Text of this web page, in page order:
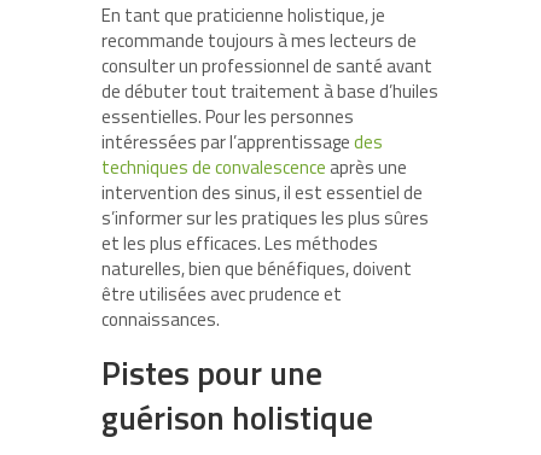
En tant que praticienne holistique, je
recommande toujours à mes lecteurs de
consulter un professionnel de santé avant
de débuter tout traitement à base d’huiles
essentielles. Pour les personnes
intéressées par l’apprentissagedes
techniques de convalescence après une
intervention des sinus, il est essentiel de
s’informer sur les pratiques les plus sûres
et les plus efficaces. Les méthodes
naturelles, bien que bénéfiques, doivent
être utilisées avec prudence et
connaissances.
Pistes pour une
guérison holistique